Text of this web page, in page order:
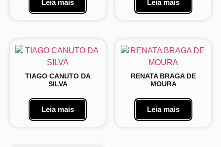
Leia mais Leia mais
TIAGO CANUTO DA
SILVA
Leia mais
RENATA BRAGA DE
MOURA
Leia mais